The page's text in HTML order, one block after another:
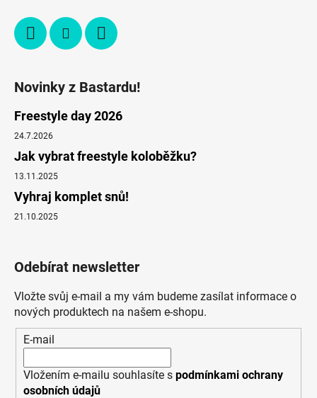
Novinky z Bastardu!
Freestyle day 2026
24.7.2026
Jak vybrat freestyle koloběžku?
13.11.2025
Vyhraj komplet snů!
21.10.2025
Odebírat newsletter
Vložte svůj e-mail a my vám budeme zasílat informace o
nových produktech na našem e-shopu.
E-mail
Vložením e-mailu souhlasíte s podmínkami ochrany
osobních údajů